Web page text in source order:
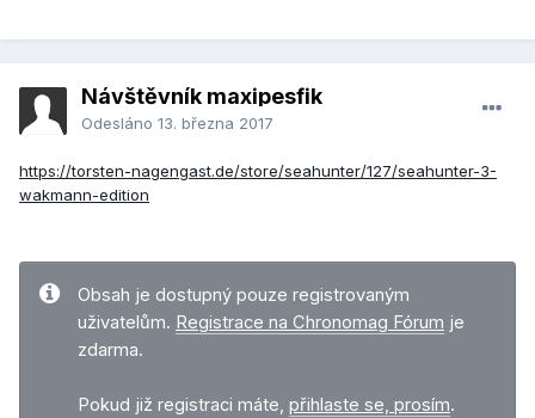
Návštěvník maxipesfik
Odesláno 13. března 2017
https://torsten-nagengast.de/store/seahunter/127/seahunter-3-
wakmann-edition
Obsah je dostupný pouze registrovaným
uživatelům. Registrace na Chronomag Fórum je
zdarma.
Pokud již registraci máte, přihlaste se, prosím.